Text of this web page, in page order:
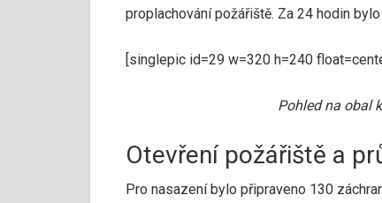
proplachování požářiště. Za 24 hodin
[singlepic id=29 w=320 h=240
Pohled na obal
Otevření požářiště a
Pro nasazení bylo připraveno 130